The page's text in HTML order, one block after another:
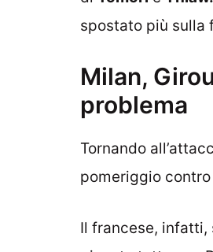
spostato più sulla
Milan,
problema
Tornando
pomeriggio contro
Il francese, infatti,